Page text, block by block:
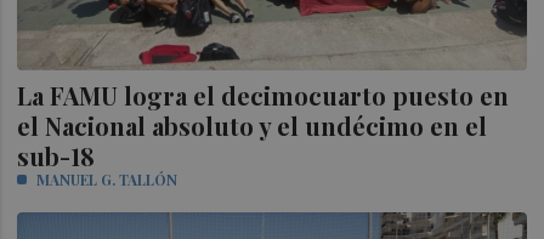
La FAMU logra el decimocuarto puesto en
el Nacional absoluto y el undécimo en el
sub-18
MANUEL G. TALLÓN